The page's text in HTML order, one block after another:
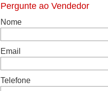
Pergunte ao Vendedor
Nome
Email
Telefone